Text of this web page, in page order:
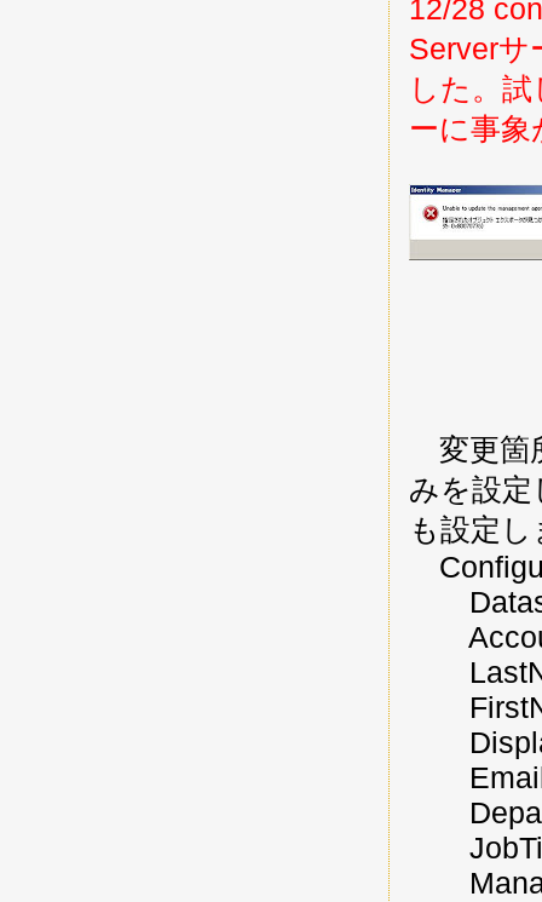
12/28
Serverサ
した。
ーに事
変更箇
みを設
も設定
Email